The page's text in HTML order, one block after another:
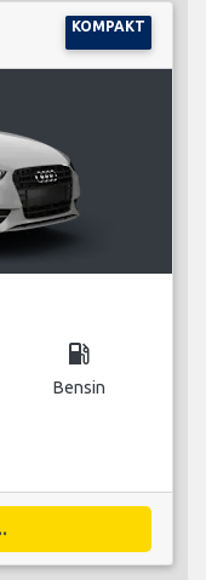
KOMPAKT
local_gas_station
Bensin